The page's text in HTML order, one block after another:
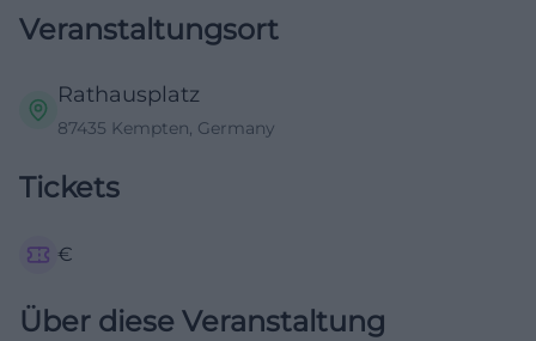
Veranstaltungsort
Rathausplatz
87435 Kempten, Germany
Tickets
€
Über diese Veranstaltung